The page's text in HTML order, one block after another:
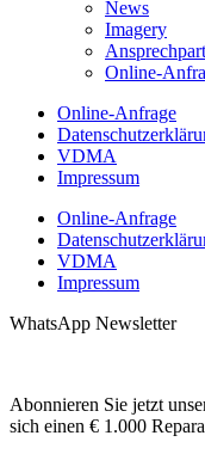
News
Imagery
Online-
Online-Anfrage
VDMA
Impressum
Online-Anfrage
VDMA
Impressum
WhatsApp Newsletter
Abonnieren Sie jetzt
sich einen € 1.000